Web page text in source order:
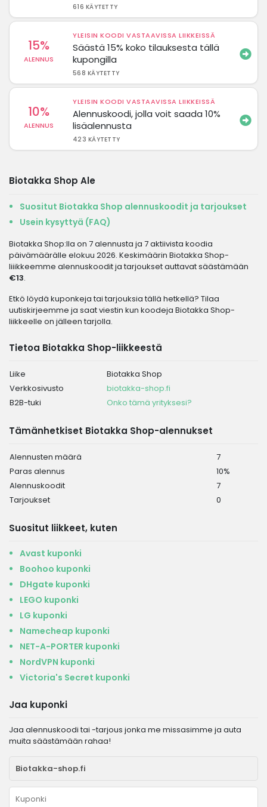
616 KÄYTETTY
15%
ALENNUS
YLEISIN KOODI VASTAAVISSA LIIKKEISSÄ
Säästä 15% koko tilauksesta tällä
kupongilla
568 KÄYTETTY
10%
ALENNUS
YLEISIN KOODI VASTAAVISSA LIIKKEISSÄ
Alennuskoodi, jolla voit saada 10%
lisäalennusta
423 KÄYTETTY
Biotakka Shop Ale
Suositut Biotakka Shop alennuskoodit ja tarjoukset
Usein kysyttyä (FAQ)
Biotakka Shop:lla on 7 alennusta ja 7 aktiivista koodia
päivämäärälle elokuu 2026. Keskimäärin Biotakka Shop-
liiikkeemme alennuskoodit ja tarjoukset auttavat säästämään
€13.
Etkö löydä kuponkeja tai tarjouksia tällä hetkellä? Tilaa
uutiskirjeemme ja saat viestin kun koodeja Biotakka Shop-
liikkeelle on jälleen tarjolla.
Tietoa Biotakka Shop-liikkeestä
Liike
Biotakka Shop
Verkkosivusto
biotakka-shop.fi
B2B-tuki
Onko tämä yrityksesi?
Tämänhetkiset Biotakka Shop-alennukset
Alennusten määrä
7
Paras alennus
10%
Alennuskoodit
7
Tarjoukset
0
Suositut liikkeet, kuten
Avast kuponki
Boohoo kuponki
DHgate kuponki
LEGO kuponki
LG kuponki
Namecheap kuponki
NET-A-PORTER kuponki
NordVPN kuponki
Victoria's Secret kuponki
Jaa kuponki
Jaa alennuskoodi tai -tarjous jonka me missasimme ja auta
muita säästämään rahaa!